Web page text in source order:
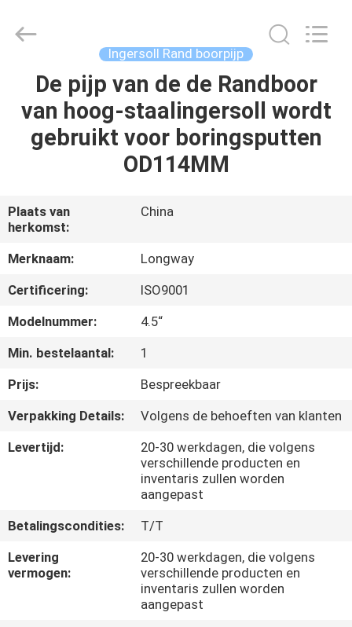
THUIS
PRODUCTEN
OVER
ONS
FABRIEKSTOUR
KWALITEITSCONTROLE
NEEM
CONTACT
OP
NIEUWS
Drill
Ingersoll Rand boorpijp
De pijp van de de Randboor
van hoog-staalingersoll wordt
gebruikt voor boringsputten
OD114MM
Plaats van
herkomst:
China
Merknaam:
Longway
Certificering:
ISO9001
Modelnummer:
4.5“
Min. bestelaantal:
1
Prijs:
Bespreekbaar
Verpakking Details:
Volgens de behoeften van klanten
Levertijd:
20-30 werkdagen, die volgens
verschillende producten en
inventaris zullen worden
aangepast
Betalingscondities:
T/T
Levering
vermogen:
20-30 werkdagen, die volgens
verschillende producten en
inventaris zullen worden
aangepast